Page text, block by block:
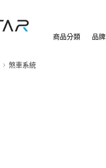
商品分類 品
煞車系統